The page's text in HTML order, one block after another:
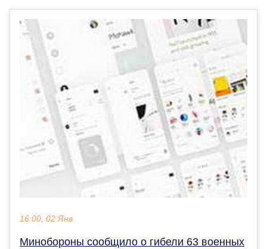
16:00, 02 Янв
Минобороны сообщило о гибели 63 военных